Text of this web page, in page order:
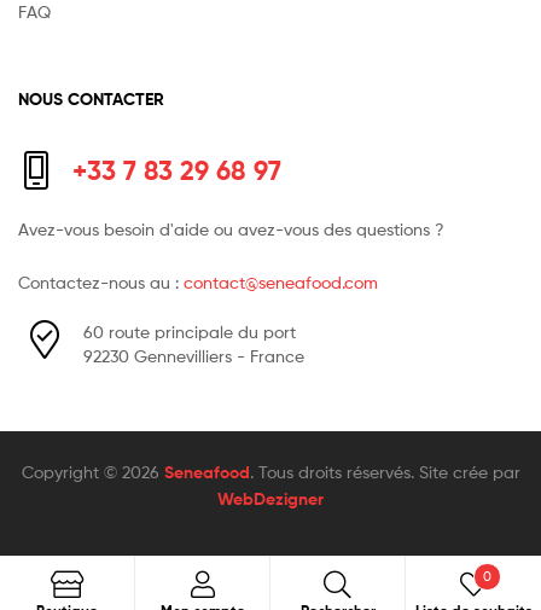
FAQ
NOUS CONTACTER
+33 7 83 29 68 97
Avez-vous besoin d'aide ou avez-vous des questions ?
Contactez-nous au : contact@seneafood.com
60 route principale du port
92230 Gennevilliers - France
Copyright © 2026 Seneafood. Tous droits réservés. Site crée par
WebDezigner
0